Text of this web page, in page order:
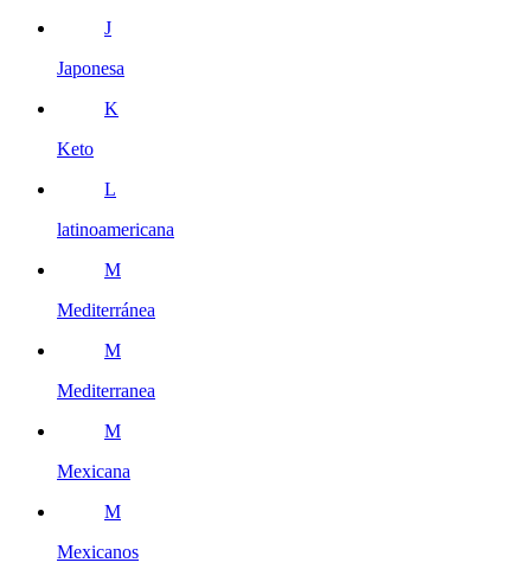
J
Japonesa
K
Keto
L
latinoamericana
M
Mediterránea
M
Mediterranea
M
Mexicana
M
Mexicanos